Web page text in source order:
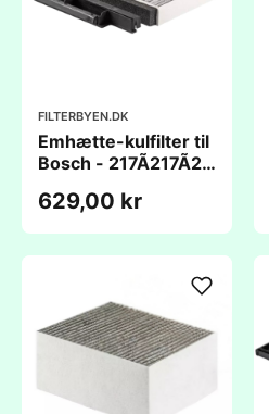
FILTERBYEN.DK
Emhætte-kulfilter til
Bosch - 217Ã217Ã25
629,00 kr